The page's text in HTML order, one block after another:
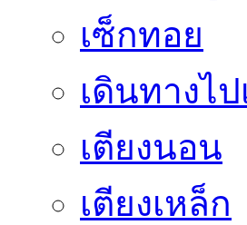
เซ็กทอย
เดินทางไป
เตียงนอน
เตียงเหล็ก